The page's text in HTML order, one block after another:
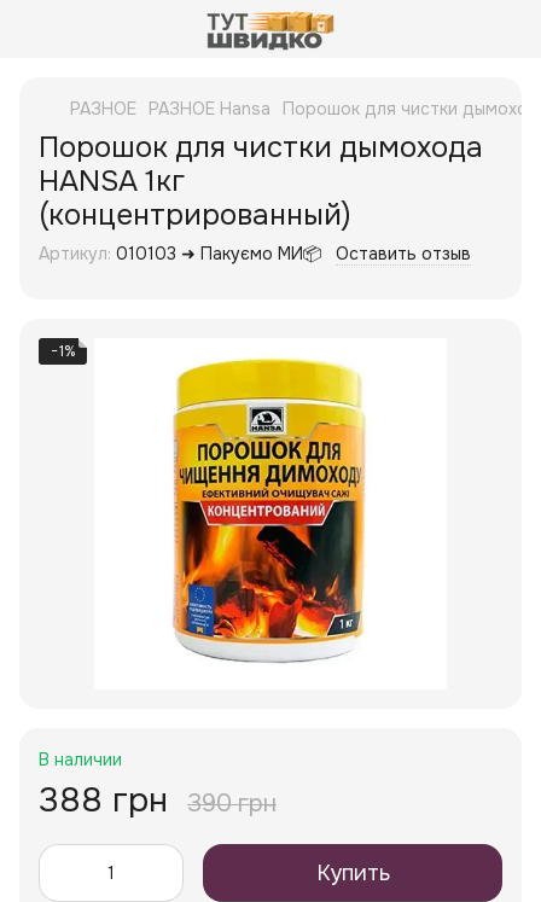
РАЗНОЕ РАЗНОЕ Hansa Порошок для чистки
Порошок для чистки дымохода
HANSA 1кг
(концентрированный)
Артикул: 010103 ➜ Пакуємо МИ📦 Оставить отзыв
−1%
В наличии
388 грн 390 грн
Купить